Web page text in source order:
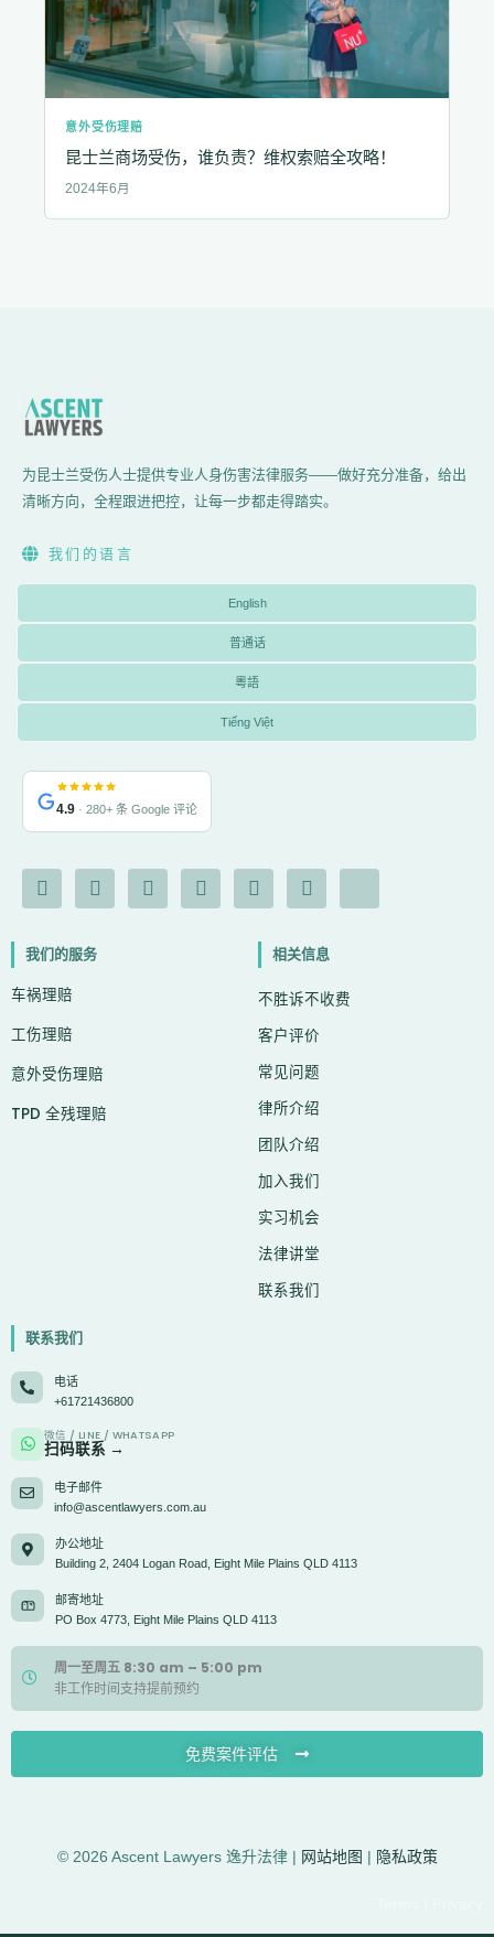
意外受伤理赔
昆士兰商场受伤，谁负责？维权索赔全攻略！
2024年6月
为昆士兰受伤人士提供专业人身伤害法律服务——做好充分准备，给出
清晰方向，全程跟进把控，让每一步都走得踏实。
我们的语言
English
普通话
粵語
Tiếng Việt
4.9 · 280+ 条 Google 评论
F
a
c
b
o
-
I
n
s
a
Y
o
u
L
i
n
G
o
o
g
e
X
-
t
i
t
r
I
o
我们的服务
车祸理赔
工伤理赔
意外受伤理赔
TPD 全残理赔
相关信息
不胜诉不收费
客户评价
常见问题
律所介绍
团队介绍
加入我们
实习机会
法律讲堂
联系我们
联系我们
电话
+61721436800
微信 / LINE / WHATSAPP
扫码联系 →
电子邮件
info@ascentlawyers.com.au
办公地址
Building 2, 2404 Logan Road, Eight Mile Plains QLD 4113
邮寄地址
PO Box 4773, Eight Mile Plains QLD 4113
周一至周五 8:30 am – 5:00 pm
非工作时间支持提前预约
免费案件评估
© 2026 Ascent Lawyers 逸升法律 | 网站地图 | 隐私政策